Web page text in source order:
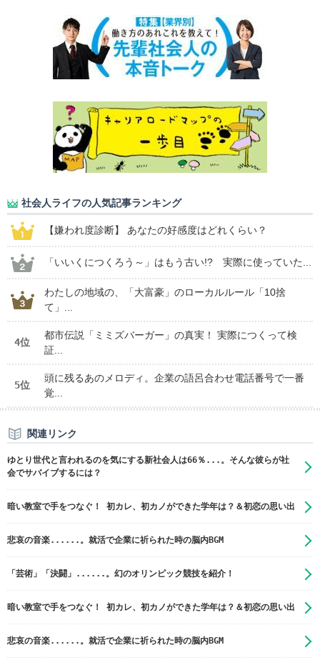
社会人ライフの人気記事ランキング
【嫌われ度診断】 あなたの好感度はどれくらい？
「いいくにつくろう～」はもう古い!? 実際に使っていた...
わたしの地域の、「大富豪」のローカルルール「10捨
て」...
4位
都市伝説「ミミズバーガー」の真実！ 実際につくって検
証...
5位
頭に残るあのメロディ。企業の語呂合わせ電話番号で一番
覚...
関連リンク
ゆとり世代と言われるのを気にする新社会人は66％...。そんな彼らが社
会でサバイブするには？
暗い教室で手をつなぐ！ 初カレ、初カノができた学年は？＆初恋の思い出
悲哀の音楽......。就活で企業に祈られた時の脳内BGM
「芸術」「決闘」......。幻のオリンピック競技を紹介！
暗い教室で手をつなぐ！ 初カレ、初カノができた学年は？＆初恋の思い出
悲哀の音楽......。就活で企業に祈られた時の脳内BGM